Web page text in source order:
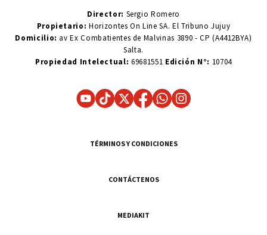
Director: Sergio Romero
Propietario:Horizontes On Line SA. El Tribuno Jujuy
Domicilio: av Ex Combatientes de Malvinas 3890 - CP (A4412BYA)
Salta.
Propiedad Intelectual: 69681551 Edición N°: 10704
TÉRMINOS Y CONDICIONES
CONTÁCTENOS
MEDIAKIT